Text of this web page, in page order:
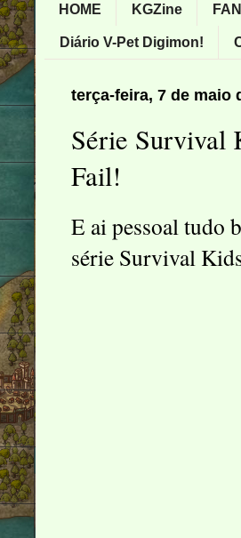
HOME KGZine
Diário V-Pet Digimon!
terça-feira, 7 de maio
Série Survival
Fail!
E ai pessoal tudo
série Survival